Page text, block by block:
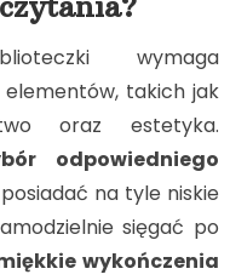
wymaga
elementów, takich jak
oraz estetyka.
odpowiedniego
na tyle niskie
sięgać po
wykończenia